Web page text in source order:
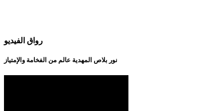
رواق الفيديو
نور بلاص المهدية عالم من الفخامة والإمتياز